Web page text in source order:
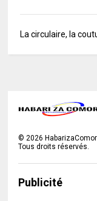
La circulaire, la
©2026
Tous droits réservés.
Publicité